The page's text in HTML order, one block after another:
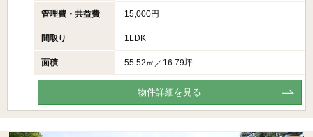
管理費・共益費 15,000円
間取り 1LDK
面積 55.52㎡／16.79坪
物件詳細を見る